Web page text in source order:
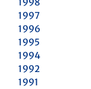
1997
1996
1995
1994
1992
1991